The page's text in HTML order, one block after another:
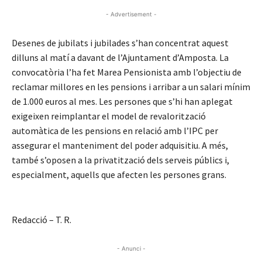
- Advertisement -
Desenes de jubilats i jubilades s’han concentrat aquest
dilluns al matí a davant de l’Ajuntament d’Amposta. La
convocatòria l’ha fet Marea Pensionista amb l’objectiu de
reclamar millores en les pensions i arribar a un salari mínim
de 1.000 euros al mes. Les persones que s’hi han aplegat
exigeixen reimplantar el model de revalorització
automàtica de les pensions en relació amb l’IPC per
assegurar el manteniment del poder adquisitiu. A més,
també s’oposen a la privatització dels serveis públics i,
especialment, aquells que afecten les persones grans.
Redacció – T. R.
- Anunci -